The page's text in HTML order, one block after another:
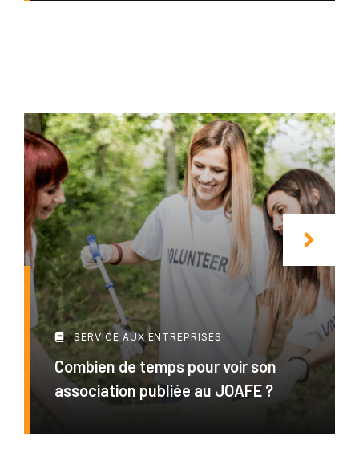
SERVICE AUX ENTREPRISES
Combien de temps pour voir son
association publiée au JOAFE ?